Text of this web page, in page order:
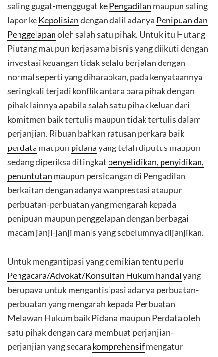
saling gugat-menggugat kePengadilan maupun saling
lapor keKepolisiandengan dalil adanya Penipuan dan
Penggelapanoleh salah satu pihak. Untuk itu Hutang
Piutang maupun kerjasama bisnis yang diikuti dengan
investasi keuangan tidak selalu berjalan dengan
normal seperti yang diharapkan, pada kenyataannya
seringkali terjadi konflik antara para pihak dengan
pihak lainnya apabila salah satu pihak keluar dari
komitmen baik tertulis maupun tidak tertulis dalam
perjanjian. Ribuan bahkan ratusan perkara baik
perdata maupun pidanayang telah diputus maupun
sedang diperiksa ditingkat penyelidikan, penyidikan,
penuntutan maupun persidangan di Pengadilan
berkaitan dengan adanya wanprestasi ataupun
perbuatan-perbuatan yang mengarah kepada
penipuan maupun penggelapan dengan berbagai
macam janji-janji manis yang sebelumnya dijanjikan.
Untuk mengantipasi yang demikian tentu perlu
Pengacara/Advokat/Konsultan Hukum handal yang
berupaya untuk mengantisipasi adanya perbuatan-
perbuatan yang mengarah kepada Perbuatan
Melawan Hukum baik Pidana maupun Perdata oleh
satu pihak dengan cara membuat perjanjian-
perjanjian yang secara komprehensifmengatur